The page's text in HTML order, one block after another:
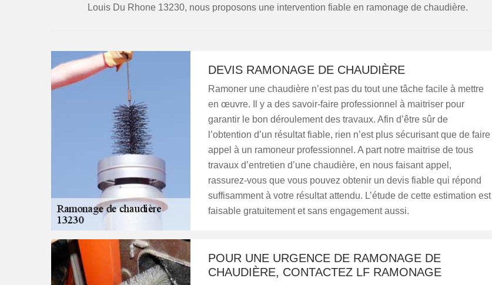
Louis Du Rhone 13230, nous proposons une intervention fiable en ramonage de chaudière.
DEVIS RAMONAGE DE CHAUDIÈRE
Ramoner une chaudière n’est pas du tout une tâche facile à mettre
en œuvre. Il y a des savoir-faire professionnel à maitriser pour
garantir le bon déroulement des travaux. Afin d’être sûr de
l’obtention d’un résultat fiable, rien n’est plus sécurisant que de faire
appel à un ramoneur professionnel. A part notre maitrise de tous
travaux d’entretien d’une chaudière, en nous faisant appel,
rassurez-vous que vous pouvez obtenir un devis fiable qui répond
suffisamment à votre résultat attendu. L’étude de cette estimation est
faisable gratuitement et sans engagement aussi.
POUR UNE URGENCE DE RAMONAGE DE
CHAUDIÈRE, CONTACTEZ LF RAMONAGE